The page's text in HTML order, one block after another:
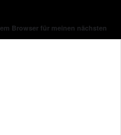
Browser für meinen nächsten